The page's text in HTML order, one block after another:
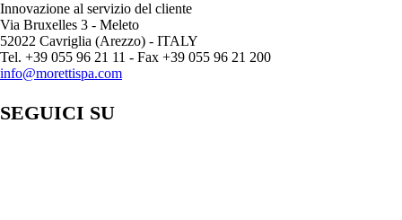
Innovazione al servizio del cliente
Via Bruxelles 3 - Meleto
52022 Cavriglia (Arezzo) - ITALY
Tel. +39 055 96 21 11 - Fax +39 055 96 21 200
info@morettispa.com
SEGUICI SU